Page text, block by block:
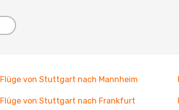
Flüge von Stuttgart nach Mannheim
Flüge von Stuttgart nach Frankfurt